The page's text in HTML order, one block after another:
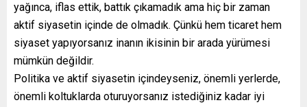
yağınca, iflas ettik, battık çıkamadık ama hiç bir zaman
aktif siyasetin içinde de olmadık. Çünkü hem ticaret hem
siyaset yapıyorsanız inanın ikisinin bir arada yürümesi
mümkün değildir.
Politika ve aktif siyasetin içindeyseniz, önemli yerlerde,
önemli koltuklarda oturuyorsanız istediğiniz kadar iyi